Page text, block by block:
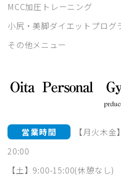
MCC加圧トレーニング
小尻・美脚ダイエットプログ
その他メニュー
営業時間
【月火木
20:00
【土】9:00-15:00(休憩なし)